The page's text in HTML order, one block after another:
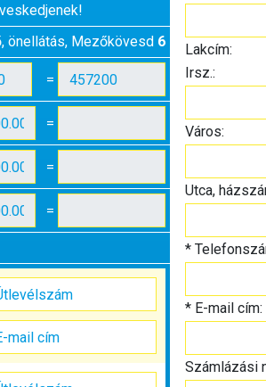
önellátás, Mezőkövesd 6
=
=
=
=
Lakcím:
Irsz.:
Város:
Utca,
*
*E-mail cím:
Számlázási